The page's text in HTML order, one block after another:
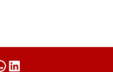
LinkedIn